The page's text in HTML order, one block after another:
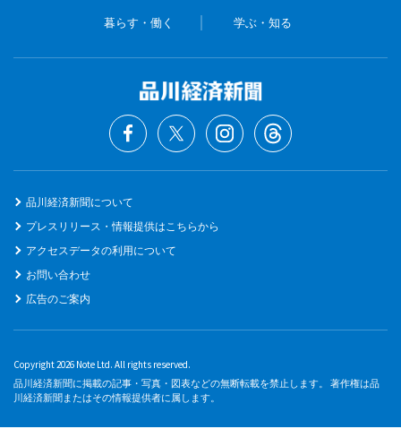
暮らす・働く 学ぶ・知る
品川経済新聞について
プレスリリース・情報提供はこちらから
アクセスデータの利用について
お問い合わせ
広告のご案内
Copyright 2026 Note Ltd. All rights reserved.
品川経済新聞に掲載の記事・写真・図表などの無断転載を禁止します。 著作権は品
川経済新聞またはその情報提供者に属します。